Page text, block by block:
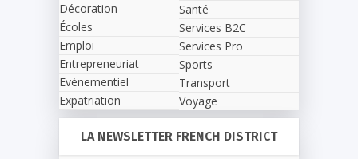
Décoration
Écoles
Emploi
Entrepreneuriat
Evènementiel
Expatriation
Santé
Services B2C
Services Pro
Sports
Transport
Voyage
LA NEWSLETTER FRENCH DISTRICT